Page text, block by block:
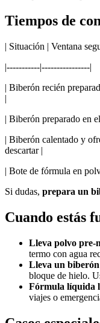
Tiempos de
| Situación | Ventana
|-----------|----------------|
| Biberón recién
|
| Biberón preparado en
| Biberón calentado y
descartar |
| Bote de fórmula en
Si dudas, prepara un
Cuando estás
Lleva polvo pre-
termo con agua
Lleva un
bloque de hielo.
Fórmula líquida
viajes o